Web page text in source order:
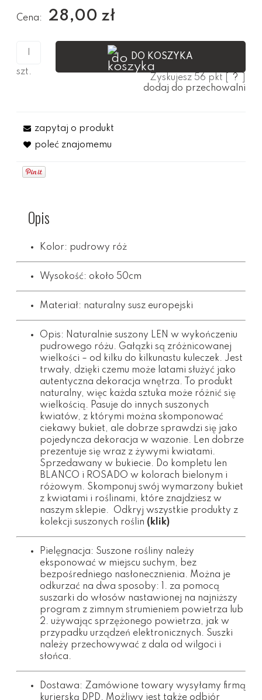
Cena: 28,00 zł
szt.
DO KOSZYKA
Zyskujesz 56 pkt [ ?
dodaj do przechowalni
zapytaj o produkt
poleć znajomemu
Opis
Kolor: pudrowy róż
Wysokość: około 50cm
Materiał: naturalny susz europejski
Opis: Naturalnie suszony LEN w wykończeniu
pudrowego różu. Gałązki są zróżnicowanej
wielkości – od kilku do kilkunastu kuleczek. Jest
trwały, dzięki czemu może latami służyć jako
autentyczna dekoracja wnętrza. To produkt
naturalny, więc każda sztuka może różnić się
wielkością. Pasuje do innych suszonych
kwiatów, z którymi można skomponować
ciekawy bukiet, ale dobrze sprawdzi się jako
pojedyncza dekoracja w wazonie. Len dobrze
prezentuje się wraz z żywymi kwiatami.
Sprzedawany w bukiecie. Do kompletu len
BLANCO i ROSADO w kolorach bielonym i
różowym. Skomponuj swój wymarzony bukiet
z kwiatami i roślinami, które znajdziesz w
naszym sklepie. Odkryj wszystkie produkty z
kolekcji suszonych roślin (klik)
Pielęgnacja: Suszone rośliny należy
eksponować w miejscu suchym, bez
bezpośredniego nasłonecznienia. Można je
odkurzać na dwa sposoby: 1. za pomocą
suszarki do włosów nastawionej na najniższy
program z zimnym strumieniem powietrza lub
2. używając sprzężonego powietrza, jak w
przypadku urządzeń elektronicznych. Suszki
należy przechowywać z dala od wilgoci i
słońca.
Dostawa: Zamówione towary wysyłamy firmą
kurierską DPD. Możliwy jest także odbiór